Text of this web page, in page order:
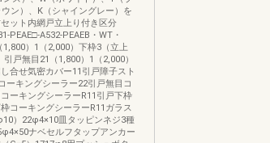
ン）、K（シャイングレー）を
ット内網戸立上り付き区分
PEAE□-A532-PEAEB・WT・
）1（2,000）下枠3（立上
戸無目21（1,800）1（2,000）
合せ気密カバー11引戸障子スト
ーキングシーラー22引戸無目コ
ーキングシーラーR11引戸下枠
コーキングシーラーR11ガラス
）22φ4×10皿タッピンネジ3種
ナベセルフタップアンカー